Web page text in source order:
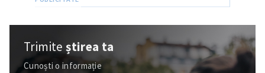
Trimiteștirea ta
Cunoști o informație